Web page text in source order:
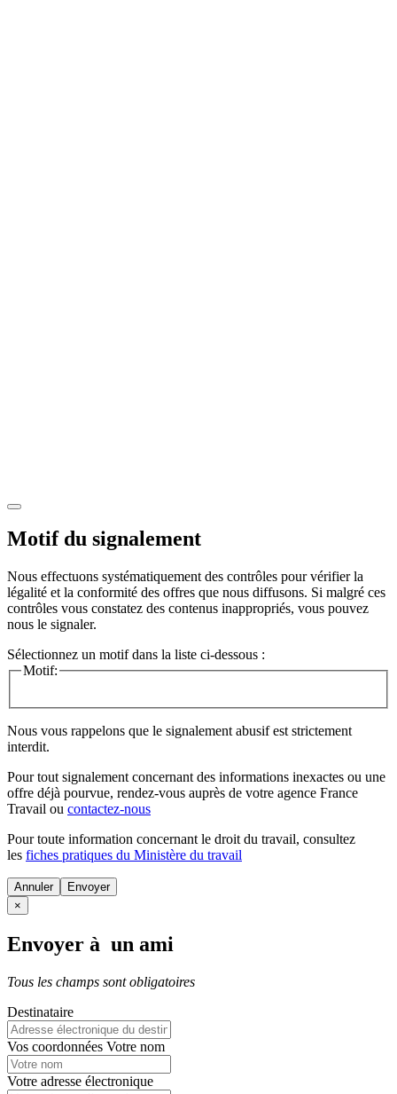
Motif du signalement
Nous effectuons systématiquement des contrôles pour vérifier la
légalité et la conformité des offres que nous diffusons. Si malgré ces
contrôles vous constatez des contenus inappropriés, vous pouvez
nous le signaler.
Sélectionnez un motif dans la liste ci-dessous :
Motif:
Nous vous rappelons que le signalement abusif est strictement
interdit.
Pour tout signalement concernant des informations inexactes ou une
offre déjà pourvue, rendez-vous auprès de votre agence France
Travail ou contactez-nous
Pour toute information concernant le droit du travail, consultez
les fiches pratiques du Ministère du travail
Annuler
×
Envoyer à un ami
Tous les champs sont obligatoires
Destinataire
Vos coordonnées Votre nom
Votre adresse électronique